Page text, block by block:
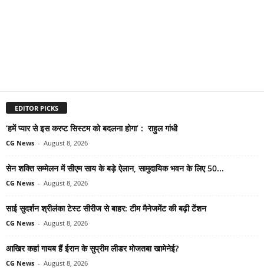
EDITOR PICKS
‘हमें प्यार से इस करप्ट सिस्टम को बदलना होगा’ : राहुल गांधी
CG News - August 8, 2026
सेन शक्ति सम्मेलन में सीएम साय के बड़े ऐलान, सामुदायिक भवन के लिए 50...
CG News - August 8, 2026
साई सुदर्शन श्रीलंका टेस्ट सीरीज से बाहर: टीम मैनेजमेंट की बढ़ी टेंशन
CG News - August 8, 2026
आखिर कहां गायब हैं ईरान के सुप्रीम लीडर मोजतबा खामेनेई?
CG News - August 8, 2026